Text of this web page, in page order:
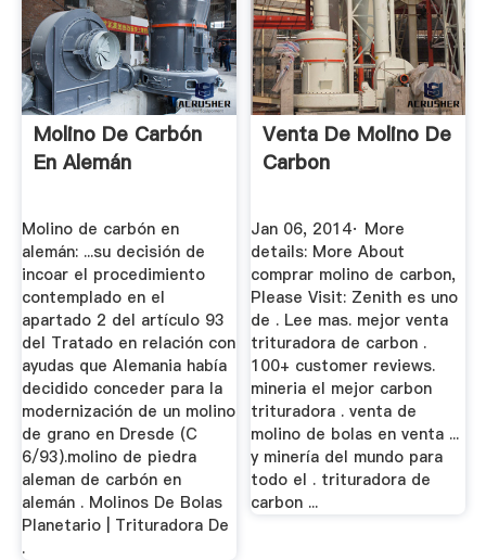
Molino De Carbón
En Alemán
Molino de carbón en
alemán: ...su decisión de
incoar el procedimiento
contemplado en el
apartado 2 del artículo 93
del Tratado en relación con
ayudas que Alemania había
decidido conceder para la
modernización de un molino
de grano en Dresde (C
6/93).molino de piedra
aleman de carbón en
alemán . Molinos De Bolas
Planetario | Trituradora De
.
Venta De Molino De
Carbon
Jan 06, 2014· More
details: More About
comprar molino de carbon,
Please Visit: Zenith es uno
de . Lee mas. mejor venta
trituradora de carbon .
100+ customer reviews.
mineria el mejor carbon
trituradora . venta de
molino de bolas en venta ...
y minería del mundo para
todo el . trituradora de
carbon ...